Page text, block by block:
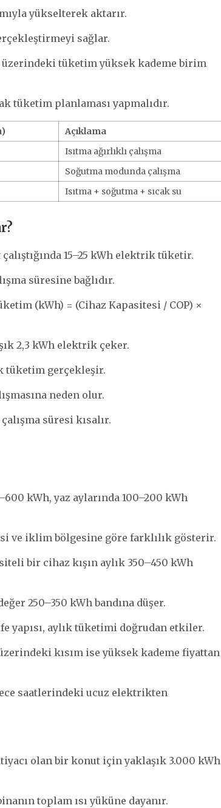
yükselterek aktarır.
sağlar.
üzerindeki tüketim yüksek kademe birim
tüketim planlaması yapmalıdır.
Açıklama
Isıtma ağırlıklı çalışma
Soğutma modunda çalışma
Isıtma + soğutma + sıcak su
15–25 kWh elektrik tüketir.
süresine bağlıdır.
(kWh) = (Cihaz Kapasitesi / COP) ×
2,3 kWh elektrik çeker.
tüketim gerçekleşir.
neden olur.
süresi kısalır.
kWh, yaz aylarında 100–200 kWh
ve iklim bölgesine göre farklılık gösterir.
bir cihaz kışın aylık 350–450 kWh
250–350 kWh bandına düşer.
yapısı, aylık tüketimi doğrudan etkiler.
kısım ise yüksek kademe fiyattan
saatlerindeki ucuz elektrikten
olan bir konut için yaklaşık 3.000 kWh
toplam ısı yüküne dayanır.